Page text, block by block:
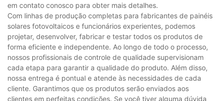
em contato conosco para obter mais detalhes.
Com linhas de produção completas para fabricantes de painéis
solares fotovoltaicos e funcionários experientes, podemos
projetar, desenvolver, fabricar e testar todos os produtos de
forma eficiente e independente. Ao longo de todo o processo,
nossos profissionais de controle de qualidade supervisionam
cada etapa para garantir a qualidade do produto. Além disso,
nossa entrega é pontual e atende às necessidades de cada
cliente. Garantimos que os produtos serão enviados aos
clientes em perfeitas condições. Se você tiver alguma dúvida